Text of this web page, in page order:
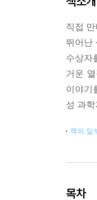
직접
뛰어난
수상자
거운
이야기
성 과
책의 일
목차